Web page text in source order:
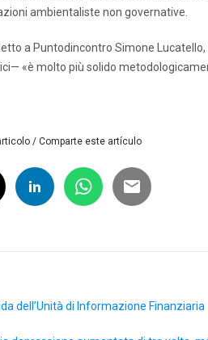
ambientaliste non governative.
a Puntodincontro Simone
«è molto più solido
/ Comparte este artículo
dell’Unità di Informazione Finanziaria